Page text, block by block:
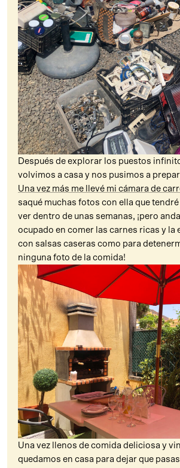
Después de explorar los puestos
volvimos a casa y nos pusimos a
Una vez más me llevé mi cámara de
saqué muchas fotos con ella que tendré
ver dentro de unas semanas, ¡pero
ocupado en comer las carnes ricas y la
con salsas caseras como para
ninguna foto de la comida!
Una vez llenos de comida deliciosa y
quedamos en casa para dejar que